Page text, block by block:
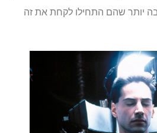
יותר שהם התחילו לקחת את זה